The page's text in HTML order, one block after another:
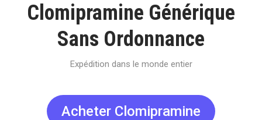
Clomipramine Générique
Sans Ordonnance
Expédition dans le monde entier
Acheter Clomipramine